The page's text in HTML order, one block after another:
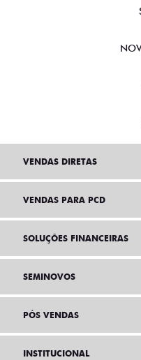
VENDAS DIRETAS
VENDAS PARA PCD
SOLUÇÕES FINANCEIRAS
SEMINOVOS
PÓS VENDAS
INSTITUCIONAL